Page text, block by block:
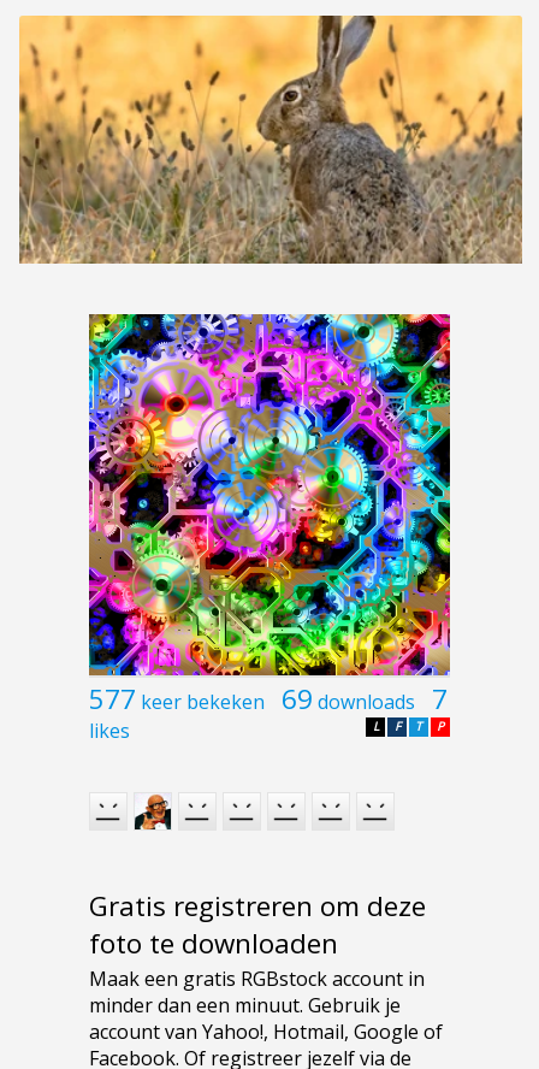
577 keer bekeken 69 downloads 7
likes P
T
F
L
Gratis registreren om deze
foto te downloaden